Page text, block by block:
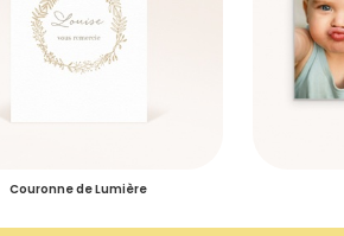
Se connecter
Couronne de Lumière